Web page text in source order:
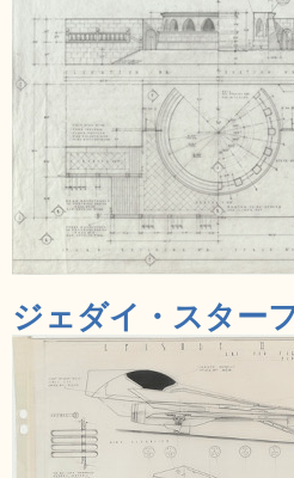
ジェダイ・スター